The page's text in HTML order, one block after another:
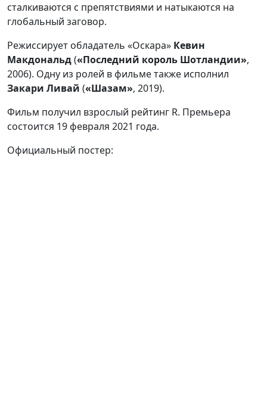
сталкиваются с препятствиями и натыкаются на
глобальный заговор.
Режиссирует обладатель «Оскара» Кевин
Макдональд(«Последний король Шотландии»,
2006). Одну из ролей в фильме также исполнил
Закари Ливай («Шазам», 2019).
Фильм получил взрослый рейтинг R. Премьера
состоится 19 февраля 2021 года.
Официальный постер: